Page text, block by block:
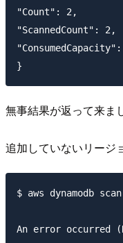
"Count": 2,
"ScannedCount": 2,
無事結果が返って来ま
追加していないリージ
$ aws dynamodb